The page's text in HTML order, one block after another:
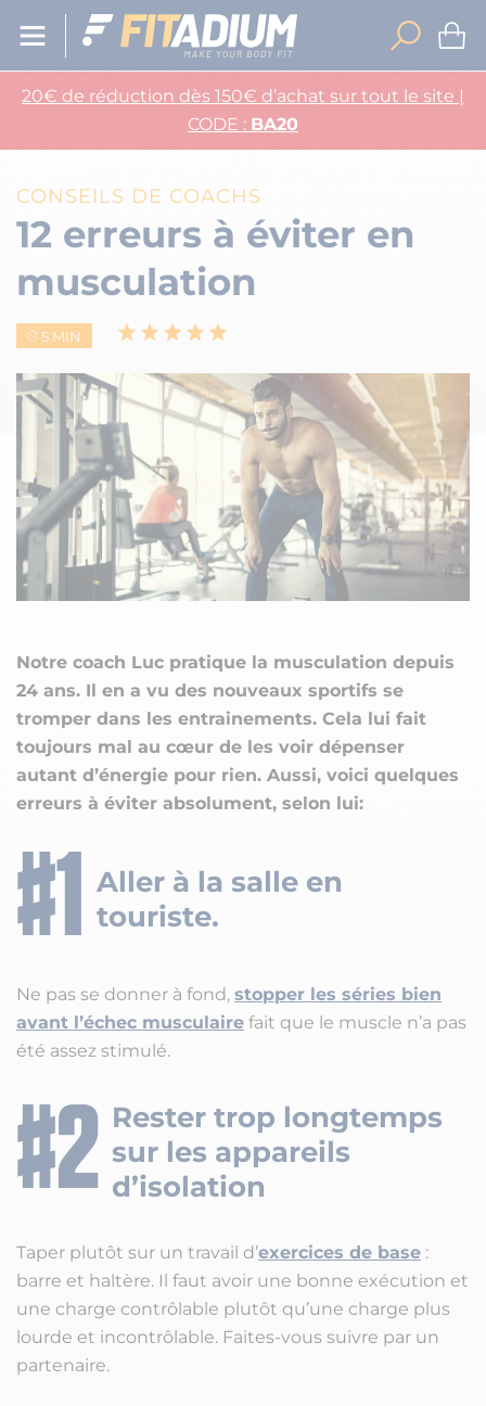
20€ de réduction dès 150€ d’achat sur tout le site |
CODE : BA20
CONSEILS DE COACHS
12 erreurs à éviter en
musculation
5 MIN
Notre coach Luc pratique la musculation depuis
24 ans. Il en a vu des nouveaux sportifs se
tromper dans les entrainements. Cela lui fait
toujours mal au cœur de les voir dépenser
autant d’énergie pour rien. Aussi, voici quelques
erreurs à éviter absolument, selon lui:
Aller à la salle en
touriste.
Ne pas se donner à fond, stopper les séries bien
avant l’échec musculaire fait que le muscle n’a pas
été assez stimulé.
Rester trop longtemps
sur les appareils
d’isolation
Taper plutôt sur un travail d’exercices de base :
barre et haltère. Il faut avoir une bonne exécution et
une charge contrôlable plutôt qu’une charge plus
lourde et incontrôlable. Faites-vous suivre par un
partenaire.